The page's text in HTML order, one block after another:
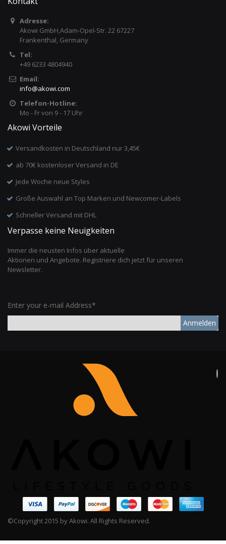
Adresse:
Akowi GmbH,Adam-Opel-Str. 22 67227
Frankenthal, Germany
Tel:
+49 6233 4804940
Email:
info@akowi.com
Telefon-Hotline:
Mo - Fr von 9 - 17 Uhr
Akowi Vorteile
Versandkosten in Deutschland nur 3,45€
ab 70€ kostenloser Versand in DE
Jede Woche neue Styles
Große Auswahl an Top Marken und Newcomer-Labels
Schneller Versand mit DHL
Verpasse keine Neuigkeiten
Immer die neusten Infos über aktuelle
Aktionen und Angebote. Registriere dich jetzt für unseren
Newsletter.
Enter your e-mail Address*
Anmelden
©Copyright 2015 by Akowi. All Rights Reserved.